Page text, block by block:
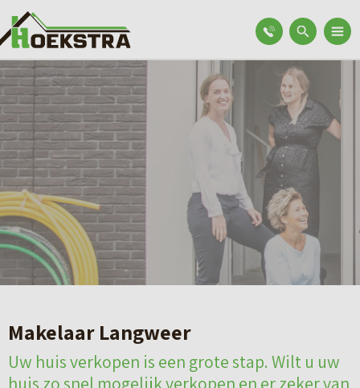
Makelaar Langweer
Uw huis verkopen is een grote stap. Wilt u uw
huis zo snel mogelijk verkopen en er zeker van